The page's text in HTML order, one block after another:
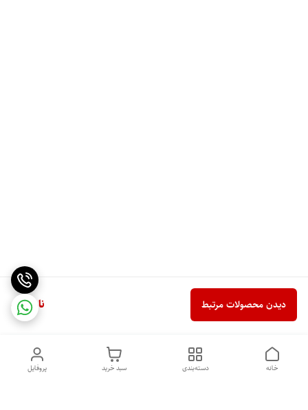
ناموجود دیدن محصولات مرتبط
پروفایل سبد خرید دسته‌بندی خانه